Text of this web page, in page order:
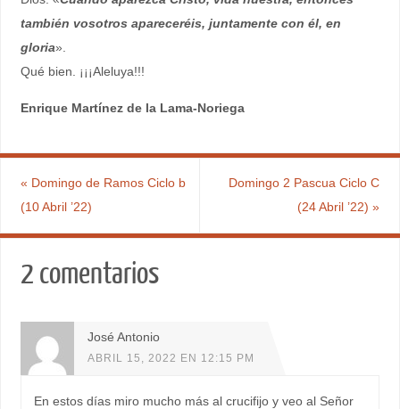
también vosotros apareceréis, juntamente con él, en
gloria».
Qué bien. ¡¡¡Aleluya!!!
Enrique Martínez de la Lama-Noriega
« Domingo de Ramos Ciclo b
(10 Abril ’22)
Domingo 2 Pascua Ciclo C
(24 Abril ’22)»
2 comentarios
José Antonio
ABRIL 15, 2022 EN 12:15 PM
En estos días miro mucho más al crucifijo y veo al Señor